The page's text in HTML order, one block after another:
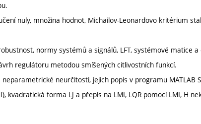
nuly, množina hodnot, Michailov-Leonardovo kritérium
normy systémů a signálů, LFT, systémové matice
regulátoru metodou smíšených citlivostních funkcí.
neurčitosti, jejich popis v programu MATLAB
kvadratická forma LJ a přepis na LMI, LQR pomocí LMI, H